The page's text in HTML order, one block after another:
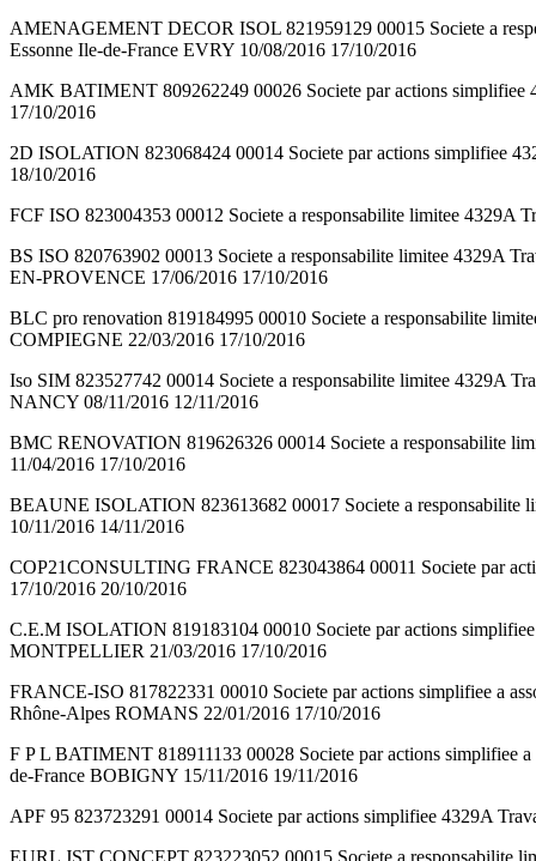
AMENAGEMENT DECOR ISOL 821959129 00015 Societe a
Essonne Ile-de-France EVRY 10/08/2016 17/10/2016
AMK BATIMENT 809262249 00026 Societe par actions
17/10/2016
2D ISOLATION 823068424 00014 Societe par actions simplifiee
18/10/2016
FCF ISO 823004353 00012 Societe a responsabilite limitee
BS ISO 820763902 00013 Societe a responsabilite limitee 4329A
EN-PROVENCE 17/06/2016 17/10/2016
BLC pro renovation 819184995 00010 Societe a responsabilite
COMPIEGNE 22/03/2016 17/10/2016
Iso SIM 823527742 00014 Societe a responsabilite limitee 4329A
NANCY 08/11/2016 12/11/2016
BMC RENOVATION 819626326 00014 Societe a responsabilite
11/04/2016 17/10/2016
BEAUNE ISOLATION 823613682 00017 Societe a
10/11/2016 14/11/2016
COP21CONSULTING FRANCE 823043864 00011 Societe par
17/10/2016 20/10/2016
C.E.M ISOLATION 819183104 00010 Societe par actions
MONTPELLIER 21/03/2016 17/10/2016
FRANCE-ISO 817822331 00010 Societe par actions simplifiee a
Rhône-Alpes ROMANS 22/01/2016 17/10/2016
F P L BATIMENT 818911133 00028 Societe par actions
de-France BOBIGNY 15/11/2016 19/11/2016
APF 95 823723291 00014 Societe par actions simplifiee 4329A